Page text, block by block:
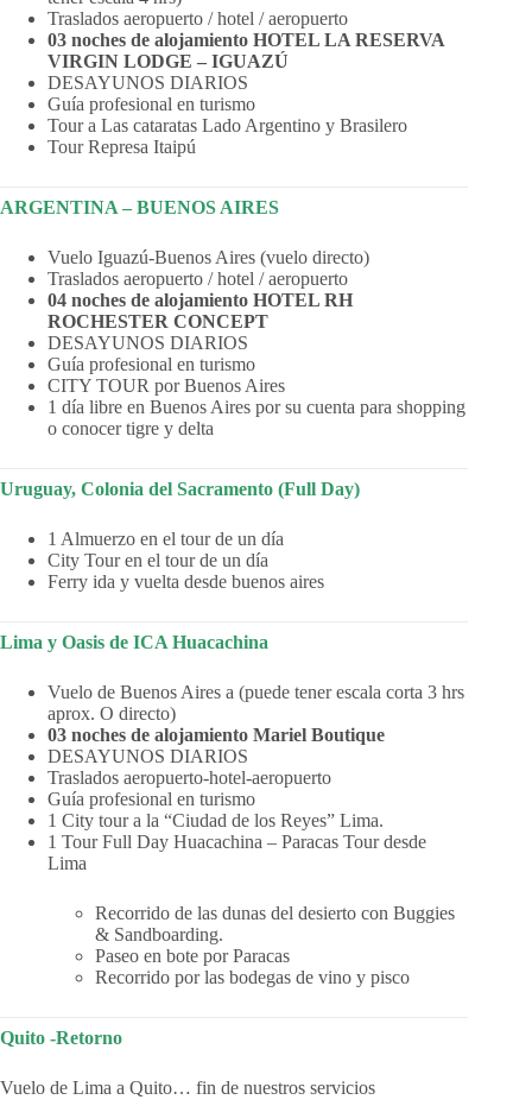
Traslados aeropuerto / hotel / aeropuerto
03 noches de alojamiento HOTEL LA RESERVA
VIRGIN LODGE – IGUAZÚ
DESAYUNOS DIARIOS
Guía profesional en turismo
Tour a Las cataratas Lado Argentino y Brasilero
Tour Represa Itaipú
ARGENTINA – BUENOS AIRES
Vuelo Iguazú-Buenos Aires (vuelo directo)
Traslados aeropuerto / hotel / aeropuerto
04 noches de alojamiento HOTEL RH
ROCHESTER CONCEPT
DESAYUNOS DIARIOS
Guía profesional en turismo
CITY TOUR por Buenos Aires
1 día libre en Buenos Aires por su cuenta para shopping
o conocer tigre y delta
Uruguay, Colonia del Sacramento (Full Day)
1 Almuerzo en el tour de un día
City Tour en el tour de un día
Ferry ida y vuelta desde buenos aires
Lima y Oasis de ICA Huacachina
Vuelo de Buenos Aires a (puede tener escala corta 3 hrs
aprox. O directo)
03 noches de alojamiento Mariel Boutique
DESAYUNOS DIARIOS
Traslados aeropuerto-hotel-aeropuerto
Guía profesional en turismo
1 City tour a la “Ciudad de los Reyes” Lima.
1 Tour Full Day Huacachina – Paracas Tour desde
Lima
Recorrido de las dunas del desierto con Buggies
& Sandboarding.
Paseo en bote por Paracas
Recorrido por las bodegas de vino y pisco
Quito -Retorno
Vuelo de Lima a Quito… fin de nuestros servicios